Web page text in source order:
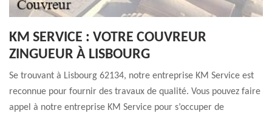
KM SERVICE : VOTRE COUVREUR
ZINGUEUR À LISBOURG
Se trouvant à Lisbourg 62134, notre entreprise KM Service est
reconnue pour fournir des travaux de qualité. Vous pouvez faire
appel à notre entreprise KM Service pour s’occuper de